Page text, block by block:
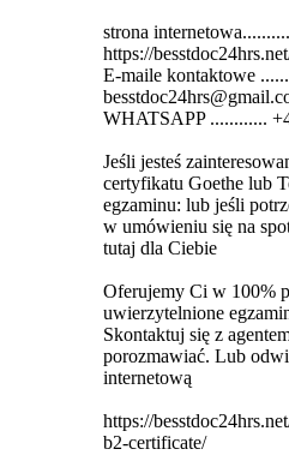
strona
https://
E-maile kontaktowe
WHATSAPP ............
Jeśli jesteś
certyfikatu Goethe lub
egzaminu: lub jeśli
w umówieniu się na
tutaj dla Ciebie
Oferujemy Ci w 100%
uwierzytelnione
Skontaktuj się z
porozmawiać. Lub
internetową
https://
b2-certificate/